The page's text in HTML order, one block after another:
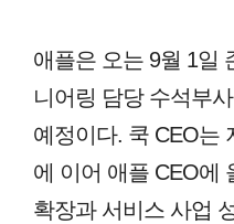
애플은 오는 9월 1일
니어링 담당 수석부
예정이다. 쿡 CEO는
에 이어 애플 CEO에
확장과 서비스 사업